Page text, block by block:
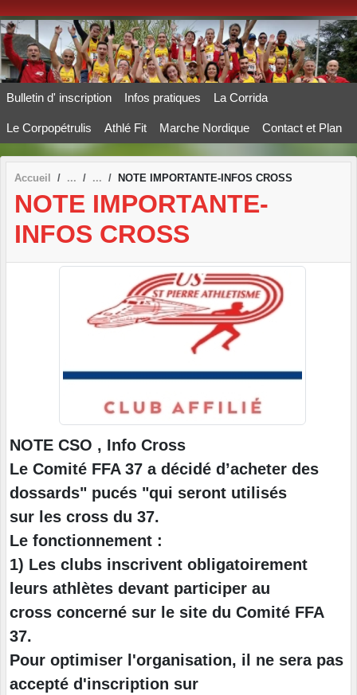
Bulletin d' inscription Infos pratiques La Corrida
Le Corpopétrulis Athlé Fit Marche Nordique Contact et Plan
Accueil NOTE IMPORTANTE-INFOS CROSS
NOTE IMPORTANTE-
INFOS CROSS
NOTE CSO , Info Cross
Le Comité FFA 37 a décidé d’acheter des
dossards" pucés "qui seront utilisés
sur les cross du 37.
Le fonctionnement :
1) Les clubs inscrivent obligatoirement
leurs athlètes devant participer au
cross concerné sur le site du Comité FFA
37.
Pour optimiser l'organisation, il ne sera pas
accepté d'inscription sur